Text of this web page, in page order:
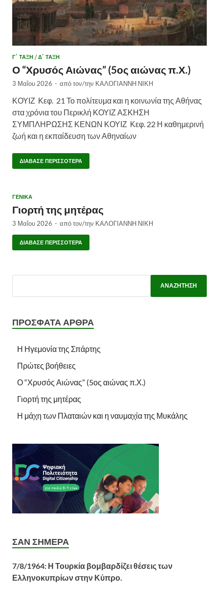
Γ΄ ΤΑΞΗ /Δ΄ ΤΑΞΗ
Ο “Χρυσός Αιώνας” (5ος αιώνας π.Χ.)
3 Μαΐου 2026 - από τον/την ΚΑΛΟΓΙΑΝΝΗ ΝΙΚΗ
ΚΟΥΙΖ Κεφ. 21 Το πολίτευμα και η κοινωνία της Αθήνας
στα χρόνια του Περικλή ΚΟΥΙΖ ΑΣΚΗΣΗ
ΣΥΜΠΛΗΡΩΣΗΣ ΚΕΝΩΝ ΚΟΥΙΖ Κεφ. 22 Η καθημερινή
ζωή και η εκπαίδευση των Αθηναίων
ΔΙΆΒΑΣΕ ΠΕΡΙΣΣΌΤΕΡΑ
ΓΕΝΙΚΑ
Γιορτή της μητέρας
3 Μαΐου 2026 - από τον/την ΚΑΛΟΓΙΑΝΝΗ ΝΙΚΗ
ΔΙΆΒΑΣΕ ΠΕΡΙΣΣΌΤΕΡΑ
ΠΡΌΣΦΑΤΑ ΆΡΘΡΑ
Η Ηγεμονία της Σπάρτης
Πρώτες βοήθειες
Ο “Χρυσός Αιώνας” (5ος αιώνας π.Χ.)
Γιορτή της μητέρας
Η μάχη των Πλαταιών και η ναυμαχία της Μυκάλης
ΣΑΝ ΣΉΜΕΡΑ
7/8/1964: Η Τουρκία βομβαρδίζει θέσεις των
Ελληνοκυπρίων στην Κύπρο.